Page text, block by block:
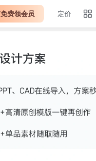
免费领会员 定价
红色浅
来源 室
尺寸